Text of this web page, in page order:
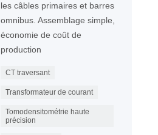
les câbles primaires et barres
omnibus. Assemblage simple,
économie de coût de
production
CT traversant
Transformateur de courant
Tomodensitométrie haute
précision